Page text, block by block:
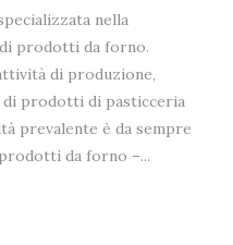
nella
prodotti da forno.
di produzione,
prodotti di pasticceria
prevalente è da sempre
da forno –...